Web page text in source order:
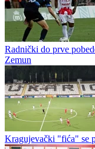
Radnički do prve
Zemun
Kragujevački "fića" se